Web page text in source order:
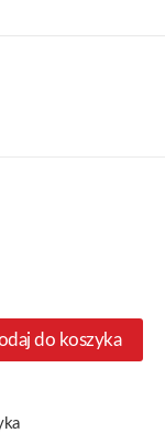
do koszyka